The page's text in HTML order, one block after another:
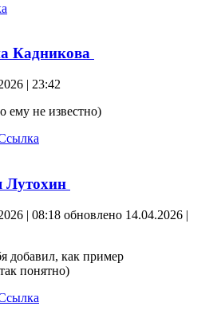
Кадникова
| 23:42
ему не известно)
Лутохин
| 08:18 обновлено 14.04.2026 |
добавил, как пример
понятно)